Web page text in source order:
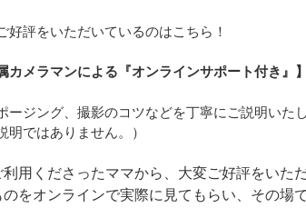
好評をいただいているのはこちら！
カメラマンによる『オンラインサポート付き』】
ージング、撮影のコツなどを丁寧にご説明いたし
明ではありません。）
用くださったママから、大変ご好評をいた
のをオンラインで実際に見てもらい、その